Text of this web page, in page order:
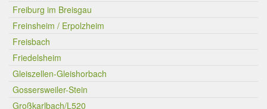
Freiburg im Breisgau
Freinsheim / Erpolzheim
Freisbach
Friedelsheim
Gleiszellen-Gleishorbach
Gossersweiler-Stein
Großkarlbach/L520